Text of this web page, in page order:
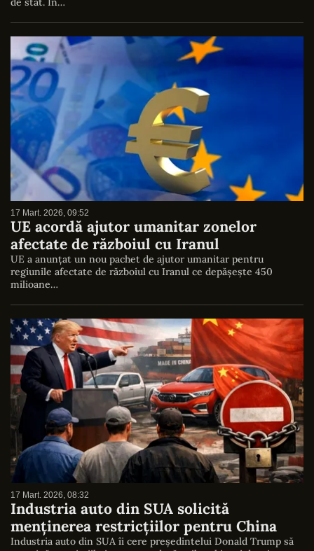
17 Mart. 2026, 09:52
UE acordă ajutor umanitar zonelor
afectate de războiul cu Iranul
UE a anunțat un nou pachet de ajutor umanitar pentru
regiunile afectate de războiul cu Iranul ce depășește 450
milioane…
17 Mart. 2026, 08:32
Industria auto din SUA solicită
menținerea restricțiilor pentru China
Industria auto din SUA îi cere președintelui Donald Trump să